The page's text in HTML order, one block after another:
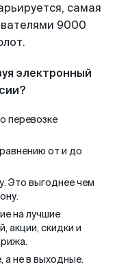
самая
9000
электронный
перевозке
от и до
Это выгоднее чем
на лучшие
акции, скидки и
а не в выходные.